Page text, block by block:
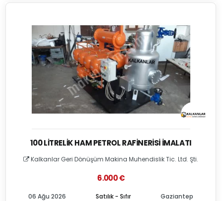
100 LITRELIK HAM PETROL RAFINERISI İMALATI
Kalkanlar Geri Dönüşüm Makina Muhendislik Tic. Ltd. Şti.
6.000 €
Satılık - Sıfır
06 Ağu 2026 Gaziantep